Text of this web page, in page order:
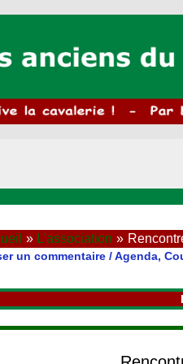
L'association
un commentaire /Agenda,